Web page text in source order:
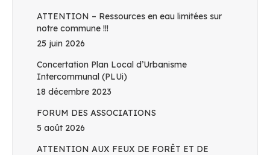
ATTENTION – Ressources en eau limitées sur
notre commune !!!
25 juin 2026
Concertation Plan Local d’Urbanisme
Intercommunal (PLUi)
18 décembre 2023
FORUM DES ASSOCIATIONS
5 août 2026
ATTENTION AUX FEUX DE FORÊT ET DE